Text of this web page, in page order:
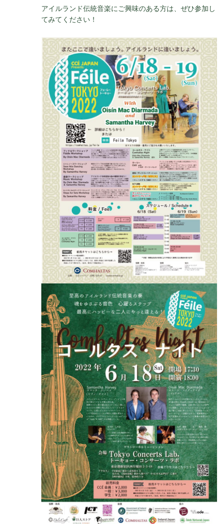
アイルランド伝統音楽にご興味のある方は、ぜひ参加し
てみてください！